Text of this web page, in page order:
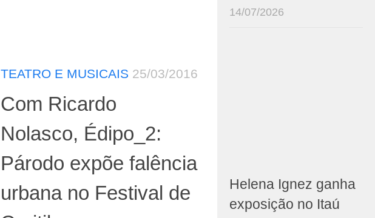
TEATRO E MUSICAIS 25/03/2016
Com Ricardo
Nolasco, Édipo_2:
Párodo expõe falência
urbana no Festival de
14/07/2026
Helena Ignez ganha
exposição no Itaú